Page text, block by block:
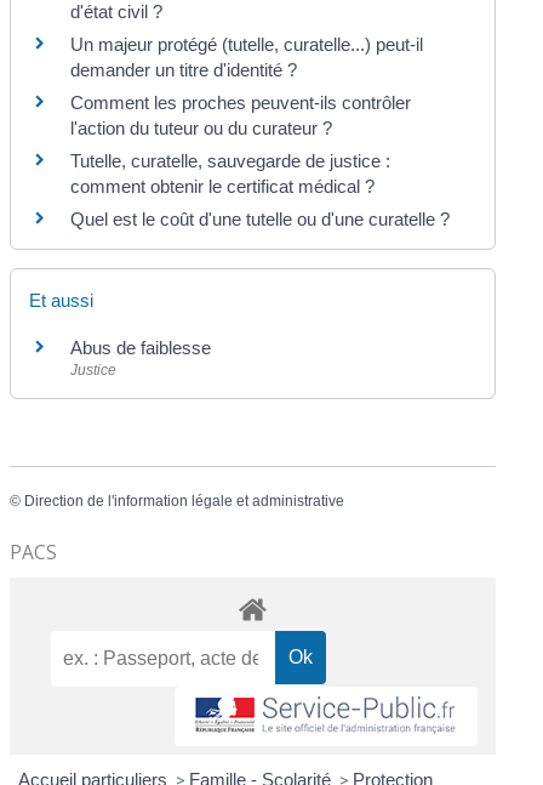
d'état civil ?
Un majeur protégé (tutelle, curatelle...) peut-il
demander un titre d'identité ?
Comment les proches peuvent-ils contrôler
l'action du tuteur ou du curateur ?
Tutelle, curatelle, sauvegarde de justice :
comment obtenir le certificat médical ?
Quel est le coût d'une tutelle ou d'une curatelle ?
Et aussi
Abus de faiblesse
Justice
© Direction de l'information légale et administrative
PACS
Accueil particuliers > Famille - Scolarité > Protection